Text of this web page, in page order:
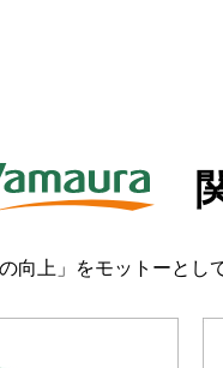
向上」をモットーとし